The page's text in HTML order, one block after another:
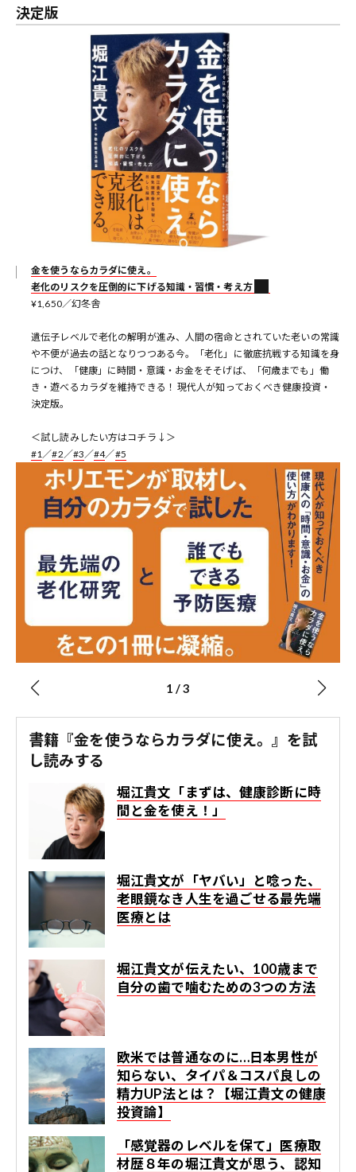
決定版
金を使うならカラダに使え。
老化のリスクを圧倒的に下げる知識・習慣・考え方
¥1,650／幻冬舎
遺伝子レベルで老化の解明が進み、人間の宿命とされていた老いの常識
や不便が過去の話となりつつある今。「老化」に徹底抗戦する知識を身
につけ、「健康」に時間・意識・お金をそそげば、「何歳までも」働
き・遊べるカラダを維持できる！ 現代人が知っておくべき健康投資・
決定版。
＜試し読みしたい方はコチラ↓＞
#1 ／#2 ／#3 ／#4／#5
1 /3
書籍『金を使うならカラダに使え。』を試
し読みする
堀江貴文「まずは、健康診断に時
間と金を使え！」
堀江貴文が「ヤバい」と唸った、
老眼鏡なき人生を過ごせる最先端
医療とは
堀江貴文が伝えたい、100歳まで
自分の歯で噛むための3つの方法
欧米では普通なのに…日本男性が
知らない、タイパ＆コスパ良しの
精力UP法とは？【堀江貴文の健康
投資論】
「感覚器のレベルを保て」医療取
材歴８年の堀江貴文が思う、認知